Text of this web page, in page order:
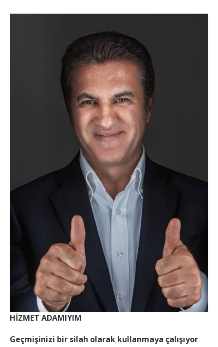
HİZMET ADAMIYIM
Geçmişinizi bir silah olarak kullanmaya çalışıyor